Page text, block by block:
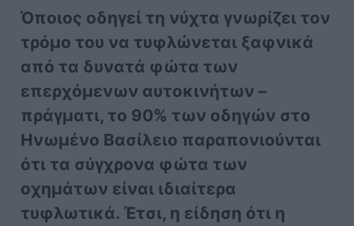
Όποιος οδηγεί τη νύχτα γνωρίζει τον
τρόμο του να τυφλώνεται ξαφνικά
από τα δυνατά φώτα των
επερχόμενων αυτοκινήτων –
πράγματι, το 90% των οδηγών στο
Ηνωμένο Βασίλειο παραπονιούνται
ότι τα σύγχρονα φώτα των
οχημάτων είναι ιδιαίτερα
τυφλωτικά. Έτσι, η είδηση ότι η